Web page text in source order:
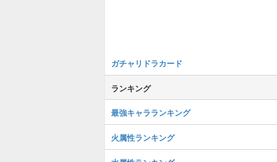
ガチャリドラカード
ランキング
最強キャラランキング
火属性ランキング